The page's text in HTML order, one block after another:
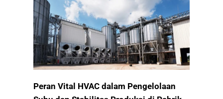
Peran Vital HVAC dalam Pengelolaan